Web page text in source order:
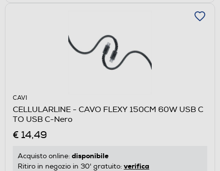
CAVI
CELLULARLINE - CAVO FLEXY 150CM 60W USB C
TO USB C-Nero
€ 14,49
Acquisto online: disponibile
Ritiro in negozio in 30' gratuito: verifica